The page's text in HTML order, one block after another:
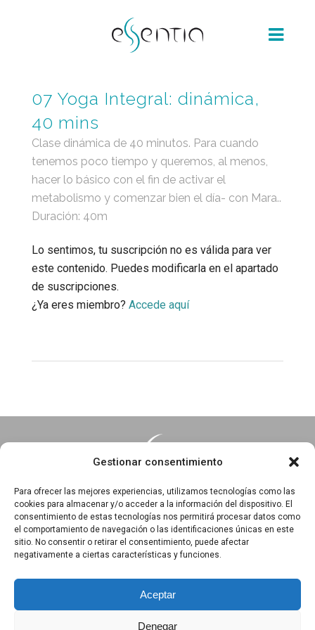
Gestionar consentimiento
Para ofrecer las mejores experiencias, utilizamos tecnologías como las
cookies para almacenar y/o acceder a la información del dispositivo. El
consentimiento de estas tecnologías nos permitirá procesar datos como
el comportamiento de navegación o las identificaciones únicas en este
sitio. No consentir o retirar el consentimiento, puede afectar
negativamente a ciertas características y funciones.
Aceptar
Denegar
07 Yoga Integral: dinámica,
40 mins
Clase dinámica de 40 minutos. Para cuando
tenemos poco tiempo y queremos, al menos,
hacer lo básico con el fin de activar el
metabolismo y comenzar bien el día- con Mara..
Duración: 40m
Lo sentimos, tu suscripción no es válida para ver
este contenido. Puedes modificarla en el apartado
de suscripciones.
¿Ya eres miembro? Accede aquí
Essentia · Espacio Terapéutico y Escuela de Yoga
C/Arrabal 25, 1°A y 1ºB 39003
Santander, Cantabria
618 836 285||618 836 218